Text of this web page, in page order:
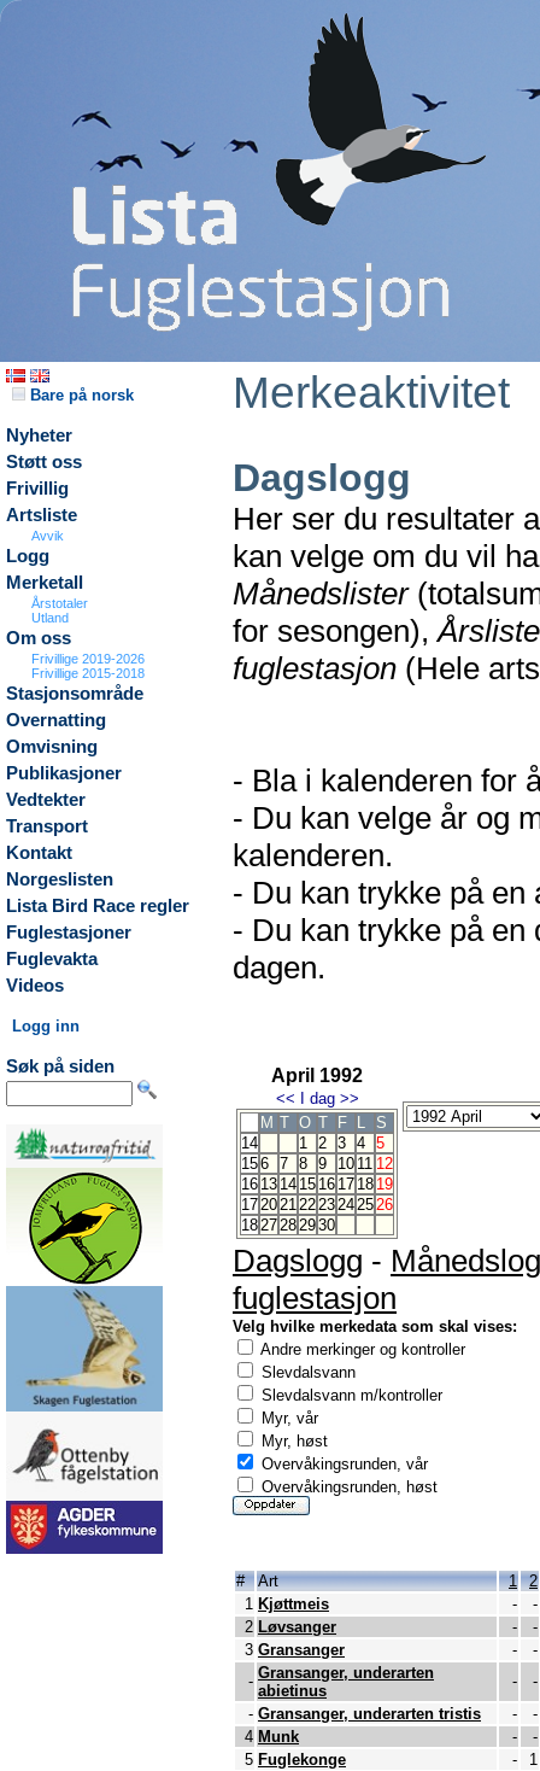
Bare på norsk
Nyheter
Støtt oss
Frivillig
Artsliste
Avvik
Logg
Merketall
Årstotaler
Utland
Om oss
Frivillige 2019-2026
Frivillige 2015-2018
Stasjonsområde
Overnatting
Omvisning
Publikasjoner
Vedtekter
Transport
Kontakt
Norgeslisten
Lista Bird Race regler
Fuglestasjoner
Fuglevakta
Videos
Logg inn
Søk på siden
Merkeaktivitet
Dagslogg
Her ser du resultater
kan velge om du vil
Månedslister
for sesongen),
fuglestasjon (Hele
- Bla i kalenderen for
- Du kan velge år og
kalenderen.
- Du kan trykke på en
- Du kan trykke på en
dagen.
April 1992
<< I dag >>
M T O T F L
S
14
1 2 3 4 5
156 7 8 9 10 11 12
16 13 14 15 16 17 18 19
1720212223242526
1827282930
Dagslogg -
fuglestasjon
Velg hvilke merkedata som skal vises:
Andre merkinger og kontroller
Slevdalsvann
Slevdalsvann m/kontroller
Myr, vår
Myr, høst
Overvåkingsrunden, vår
Overvåkingsrunden, høst
# Art 1
2
1 Kjøttmeis -
-
2 Løvsanger -
-
3 Gransanger -
-
- Gransanger, underarten
abietinus
-
-
- Gransanger, underarten tristis -
-
4 Munk -
-
5 Fuglekonge -
1